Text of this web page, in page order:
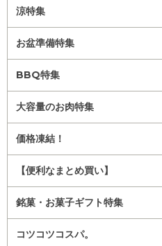
涼特集
お盆準備特集
BBQ特集
大容量のお肉特集
価格凍結！
【便利なまとめ買い】
銘菓・お菓子ギフト特集
コツコツコスパ。